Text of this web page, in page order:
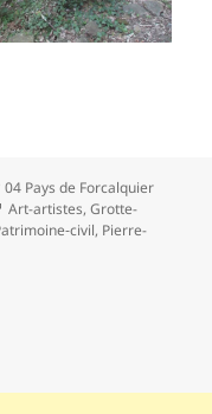
refuge de saint
04 Pays de Forcalquier
Mots-
clés
Art-artistes,Grotte-
, Pierre-
dernier refuge de saint